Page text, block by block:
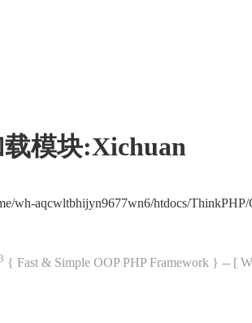
模块:Xichuan
wh-aqcwltbhijyn9677wn6/htdocs/
{ Fast & Simple OOP PHP Framework } -- [